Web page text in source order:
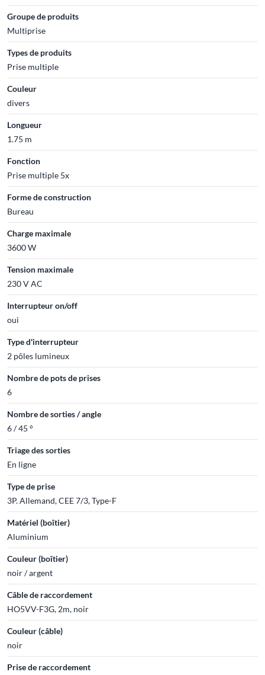
Groupe de produits
Multiprise
Types de produits
Prise multiple
Couleur
divers
Longueur
1.75 m
Fonction
Prise multiple 5x
Forme de construction
Bureau
Charge maximale
3600 W
Tension maximale
230 V AC
Interrupteur on/off
oui
Type d'interrupteur
2 pôles lumineux
Nombre de pots de prises
6
Nombre de sorties / angle
6 / 45 °
Triage des sorties
En ligne
Type de prise
3P. Allemand, CEE 7/3, Type-F
Matériel (boîtier)
Aluminium
Couleur (boîtier)
noir / argent
Câble de raccordement
HO5VV-F3G, 2m, noir
Couleur (câble)
noir
Prise de raccordement